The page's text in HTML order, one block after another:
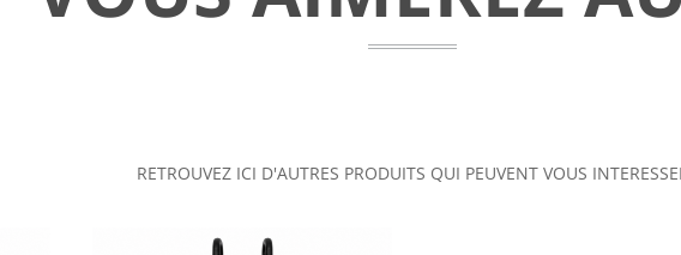
RETROUVEZ ICI D'AUTRES PRODUITS QUI PEUVENT VOUS